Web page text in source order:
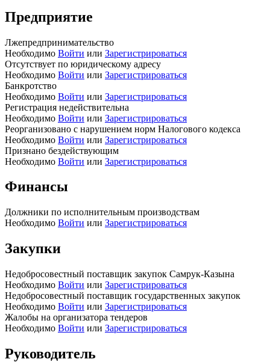
Предприятие
Лжепредпринимательство
Необходимо Войти или Зарегистрироваться
Отсутствует по юридическому адресу
Необходимо Войти или Зарегистрироваться
Банкротство
Необходимо Войти или Зарегистрироваться
Регистрация недействительна
Необходимо Войти или Зарегистрироваться
Реорганизовано с нарушением норм Налогового кодекса
Необходимо Войти или Зарегистрироваться
Признано бездействующим
Необходимо Войти или Зарегистрироваться
Финансы
Должники по исполнительным производствам
Необходимо Войти или Зарегистрироваться
Закупки
Недобросовестный поставщик закупок Самрук-Казына
Необходимо Войти или Зарегистрироваться
Недобросовестный поставщик государственных закупок
Необходимо Войти или Зарегистрироваться
Жалобы на организатора тендеров
Необходимо Войти или Зарегистрироваться
Руководитель